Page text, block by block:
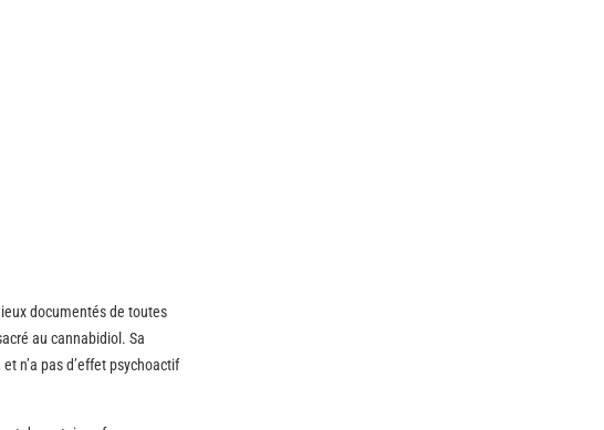
documentés de toutes
au cannabidiol. Sa
n’a pas d’effet psychoactif